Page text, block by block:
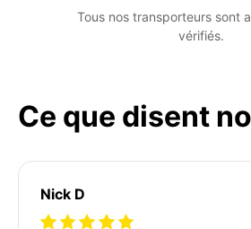
Tous nos transporteurs sont
vérifiés.
Ce que disent
Nick D